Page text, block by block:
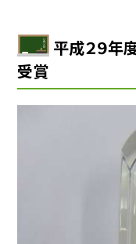
平成２９年
受賞